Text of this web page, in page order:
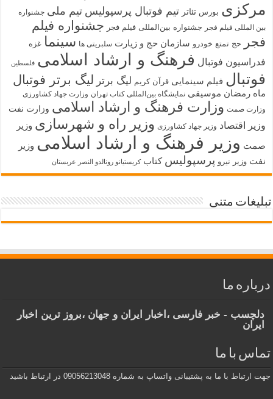
مرکزی بورس تئاتر تیم فوتبال پرسپولیس تیم ملی جشنواره
بین المللی فیلم فجر جشنواره بین‌المللی فیلم فجر جشنواره فیلم
فجر
حج تمتع خودرو سازمان حج و زیارت سلبریتی ها سینما غزه
فدراسیون فوتبال فرهنگ و ارشاد اسلامی فلسطین
فوتبال فیلم سینمایی قرآن کریم لیگ برتر لیگ برتر فوتبال
ماه رمضان موسیقی نمایشگاه بین‌المللی کتاب تهران وزارت جهاد کشاورزی
وزارت صمت وزارت فرهنگ و ارشاد اسلامی وزارت نفت
وزیر اقتصاد وزیر جهاد کشاورزی وزیر راه و شهرسازی وزیر
صمت وزیر فرهنگ و ارشاد اسلامی وزیر
نفت وزیر نیرو پرسپولیس کتاب کریستیانو رونالدو النصر عربستان
تبلیغات متنی
درباره ما
دلچسب - خبر فارسی ،اخبار ایران و جهان ،بروز ترین اخبار
ایران
تماس با ما
جهت ارتباط با ما به پشتیبانی واتساپ به شماره 09056213048 در ارتباط باشید